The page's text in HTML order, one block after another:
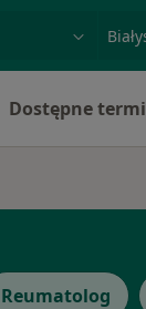
lub nazwisko
Dostępne
Reumatolog